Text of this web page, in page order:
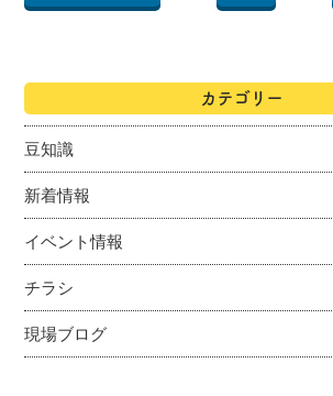
カテゴリー
豆知識
新着情報
イベント情報
チラシ
現場ブログ